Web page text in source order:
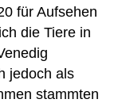
für Aufsehen
die Tiere in
jedoch als
stammten